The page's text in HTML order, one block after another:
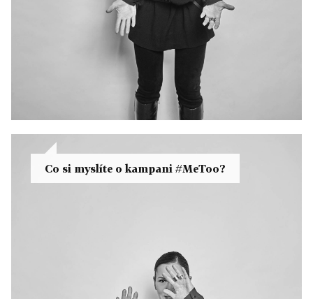
Co si myslíte o kampani #MeToo?